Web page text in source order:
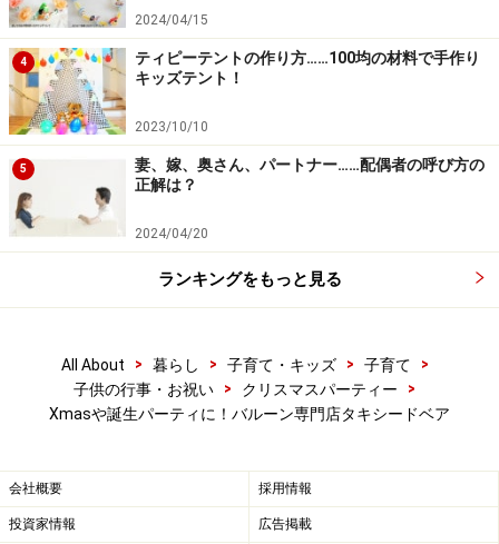
タキシードベアの親子バルーンアート教室
親子バルーンアート教室
タキシードベアでは毎月季節のイベントに合わせて、親
子で参加できる楽しいバルーンアート教室を開いていま
す。先ず店長さんから風船を膨らませたり、ひねったり
するバルーンアートの基本を習い、長い風船でプードル
風船の扱いに少し慣れてきたら、季節のイベントに合わ
2024/04/15
4
ティピーテントの作り方……100均の材料で手作り
キッズテント！
2023/10/10
5
妻、嫁、奥さん、パートナー……配偶者の呼び方の
正解は？
2024/04/20
ランキングをもっと見る
All About > 暮らし > 子育て・キッズ > 子育て
>
子供の行事・お祝い
> クリスマスパーティー
>
Xmasや誕生パーティに！バルーン専門店タキシードベア
会社概要 採用情報
投資家情報 広告掲載